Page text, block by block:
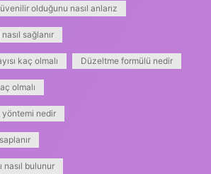
olduğunu nasıl anlarız
sağlanır
kaç olmalı Düzeltme formülü nedir
olmalı
nedir
nasıl bulunur